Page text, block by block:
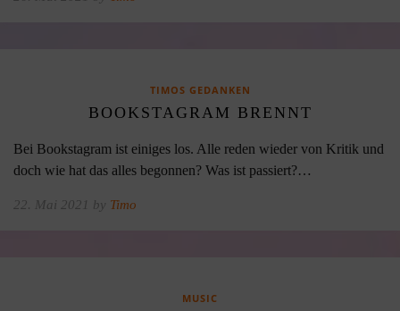
TIMOS GEDANKEN
BOOKSTAGRAM BRENNT
Bei Bookstagram ist einiges los. Alle reden wieder von Kritik und
doch wie hat das alles begonnen? Was ist passiert?…
22. Mai 2021 by Timo
MUSIC